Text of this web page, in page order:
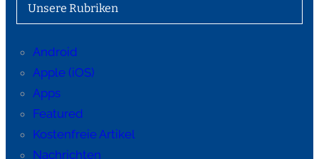
Unsere Rubriken
Android
Apple (iOS)
Apps
Featured
Kostenfreie Artikel
Nachrichten